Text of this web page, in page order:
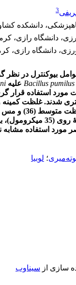
3
دانشکده
دانشگاه رازی،
دانشگاه رازی،
بیوکنترل در
Bacillus pumilus علیه
کبالت (14 میکرومول) باعث کاهش معنی‌دار
مورد استفاده
؛ لوبیا
سازی از سیناوب